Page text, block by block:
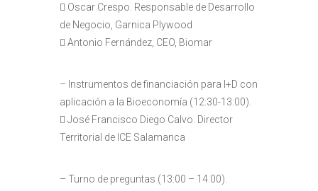
 Oscar Crespo. Responsable de Desarrollo
de Negocio, Garnica Plywood
 Antonio Fernández, CEO, Biomar
– Instrumentos de financiación para I+D con
aplicación a la Bioeconomía (12:30-13:00).
 José Francisco Diego Calvo. Director
Territorial de ICE Salamanca
– Turno de preguntas (13:00 – 14.00).